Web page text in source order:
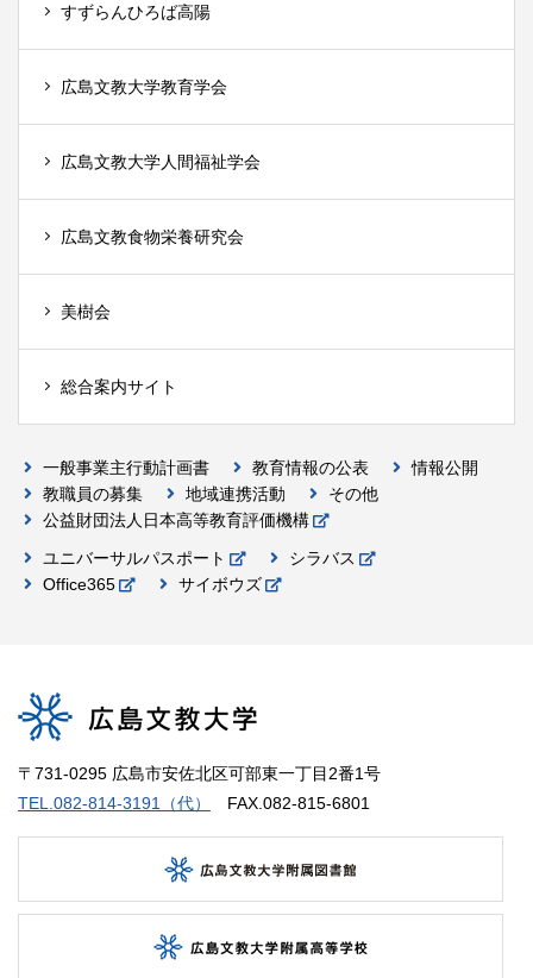
すずらんひろば高陽
広島文教大学教育学会
広島文教大学人間福祉学会
広島文教食物栄養研究会
美樹会
総合案内サイト
一般事業主行動計画書 教育情報の公表
情報公開
教職員の募集
地域連携活動
その他
公益財団法人日本高等教育評価機構
ユニバーサルパスポート
シラバス
Office365
サイボウズ
〒731-0295 広島市安佐北区可部東一丁目2番1号
TEL.082-814-3191（代）
FAX.082-815-6801